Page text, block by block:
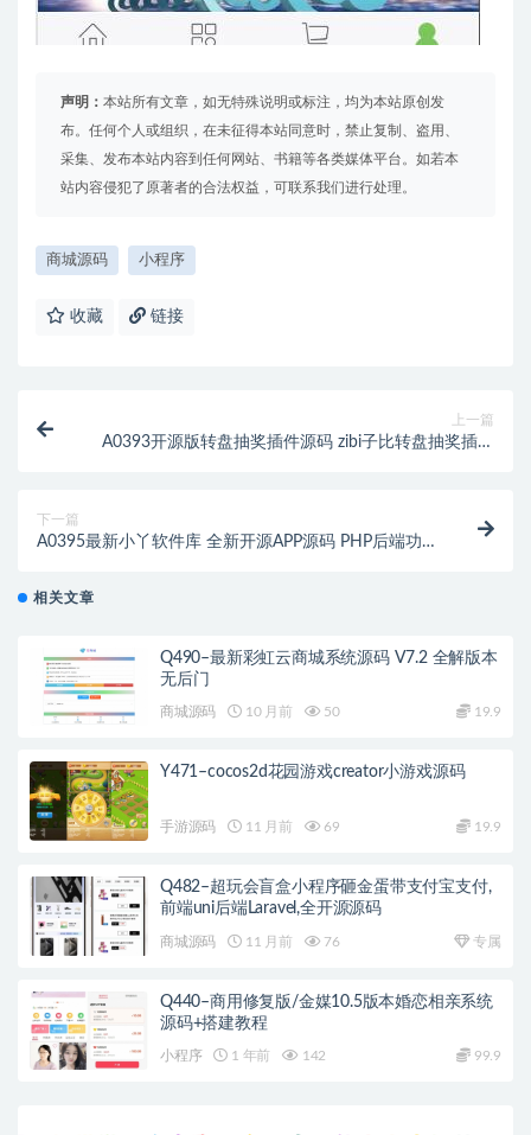
声明： 本站所有文章，如无特殊说明或标注，均为本站原创发
布。任何个人或组织，在未征得本站同意时，禁止复制、盗用、
采集、发布本站内容到任何网站、书籍等各类媒体平台。如若本
站内容侵犯了原著者的合法权益，可联系我们进行处理。
商城源码 小程序
收藏 链接
上一篇
A0393开源版转盘抽奖插件源码 zibi子比转盘抽奖插件
下一篇
A0395最新小丫软件库 全新开源APP源码 PHP后端功能
相关文章
Q490–最新彩虹云商城系统源码 V7.2 全解版本
无后门
商城源码 10 月前 50 19.9
Y471–cocos2d花园游戏creator小游戏源码
手游源码 11 月前 69 19.9
Q482–超玩会盲盒小程序砸金蛋带支付宝支付,
前端uni后端Laravel,全开源源码
商城源码 11 月前 76 专属
Q440–商用修复版/金媒10.5版本婚恋相亲系统
源码+搭建教程
小程序 1 年前 142 99.9